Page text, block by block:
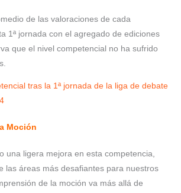
de las valoraciones de cada
1ª jornada con el agregado de ediciones
que el nivel competencial no ha sufrido
Moción
una ligera mejora en esta competencia,
las áreas más desafiantes para nuestros
de la moción va más allá de